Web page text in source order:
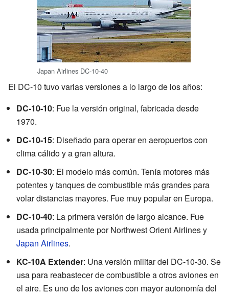
Japan Airlines DC-10-40
El DC-10 tuvo varias versiones a lo largo de los años:
DC-10-10: Fue la versión original, fabricada desde
1970.
DC-10-15: Diseñado para operar en aeropuertos con
clima cálido y a gran altura.
DC-10-30: El modelo más común. Tenía motores más
potentes y tanques de combustible más grandes para
volar distancias mayores. Fue muy popular en Europa.
DC-10-40: La primera versión de largo alcance. Fue
usada principalmente por Northwest Orient Airlines y
Japan Airlines.
KC-10A Extender: Una versión militar del DC-10-30. Se
usa para reabastecer de combustible a otros aviones en
el aire. Es uno de los aviones con mayor autonomía del